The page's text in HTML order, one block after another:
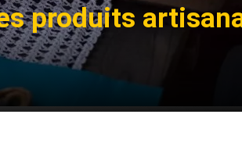
produits